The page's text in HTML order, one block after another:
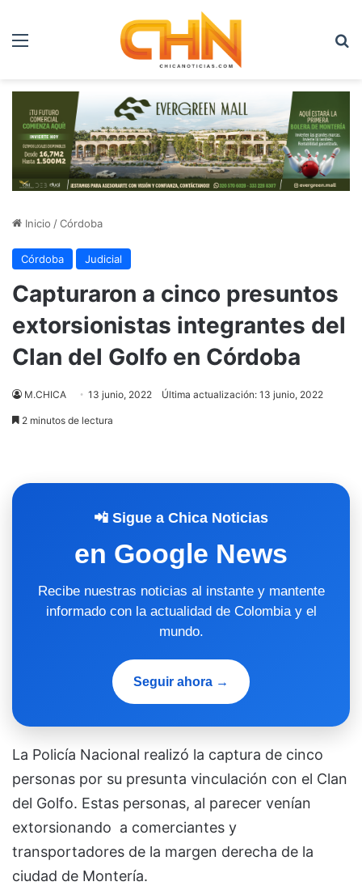
Menú
Inicio /Córdoba
Córdoba Judicial
Capturaron a cinco presuntos
extorsionistas integrantes del
Clan del Golfo en Córdoba
M.CHICA 13 junio, 2022 Última actualización: 13 junio, 2022
2 minutos de lectura
📲 Sigue a Chica Noticias
en Google News
Recibe nuestras noticias al instante y mantente
informado con la actualidad de Colombia y el
mundo.
Seguir ahora →
La Policía Nacional realizó la captura de cinco
personas por su presunta vinculación con el Clan
del Golfo. Estas personas, al parecer venían
extorsionando a comerciantes y
transportadores de la margen derecha de la
ciudad de Montería.